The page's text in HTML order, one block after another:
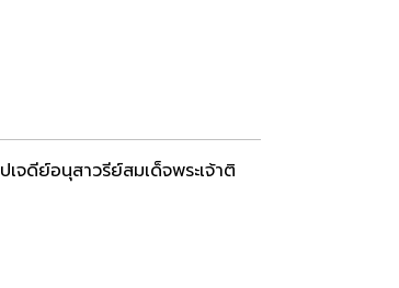
จดีย์อนุสาวรีย์สมเด็จพระเจ้าติ